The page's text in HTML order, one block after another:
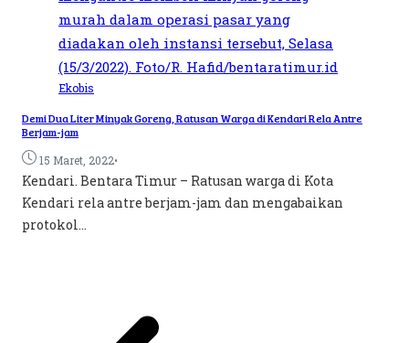
Ekobis
Demi Dua Liter Minyak Goreng, Ratusan Warga di Kendari Rela Antre
Berjam-jam
15 Maret, 2022•
Kendari. Bentara Timur – Ratusan warga di Kota
Kendari rela antre berjam-jam dan mengabaikan
protokol...